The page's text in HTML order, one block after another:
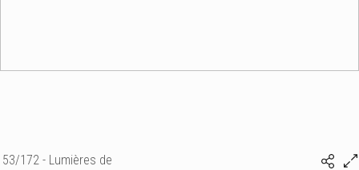
53/172 - Lumières de